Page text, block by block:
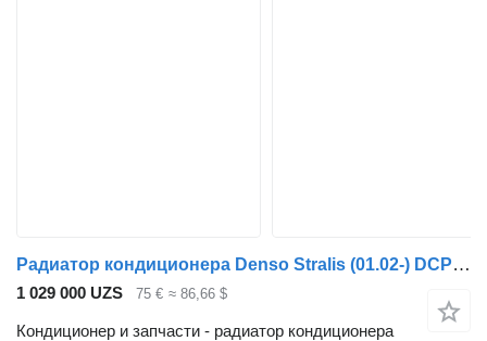
Радиатор кондиционера Denso Stralis (01.02-) DCP12009 для тягача IVECO Stralis, Trakker (2002-)
1 029 000 UZS 75 € ≈ 86,66 $
Кондиционер и запчасти - радиатор кондиционера